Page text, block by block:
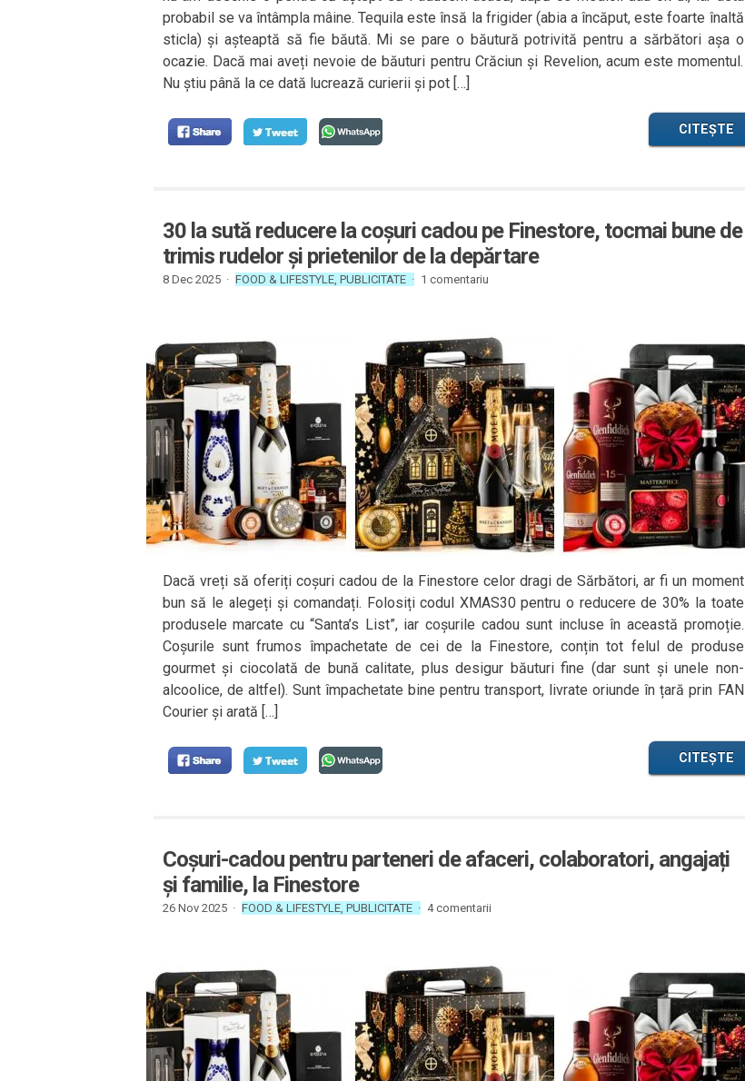
probabil se va întâmpla mâine. Tequila este însă la frigider (abia a încăput, este foarte înaltă
sticla) și așteaptă să fie băută. Mi se pare o băutură potrivită pentru a sărbători așa o
ocazie. Dacă mai aveți nevoie de băuturi pentru Crăciun și Revelion, acum este momentul.
Nu știu până la ce dată lucrează curierii și pot […]
CITEȘTE
30 la sută reducere la coșuri cadou pe Finestore, tocmai bune de
trimis rudelor și prietenilor de la depărtare
8 Dec 2025 · FOOD & LIFESTYLE, PUBLICITATE· 1 comentariu
Dacă vreți să oferiți coșuri cadou de la Finestore celor dragi de Sărbători, ar fi un moment
bun să le alegeți și comandați. Folosiți codul XMAS30 pentru o reducere de 30% la toate
produsele marcate cu “Santa’s List”, iar coșurile cadou sunt incluse în această promoție.
Coșurile sunt frumos împachetate de cei de la Finestore, conțin tot felul de produse
gourmet și ciocolată de bună calitate, plus desigur băuturi fine (dar sunt și unele non-
alcoolice, de altfel). Sunt împachetate bine pentru transport, livrate oriunde în țară prin FAN
Courier și arată […]
CITEȘTE
Coșuri-cadou pentru parteneri de afaceri, colaboratori, angajați
și familie, la Finestore
26 Nov 2025 · FOOD & LIFESTYLE, PUBLICITATE· 4 comentarii